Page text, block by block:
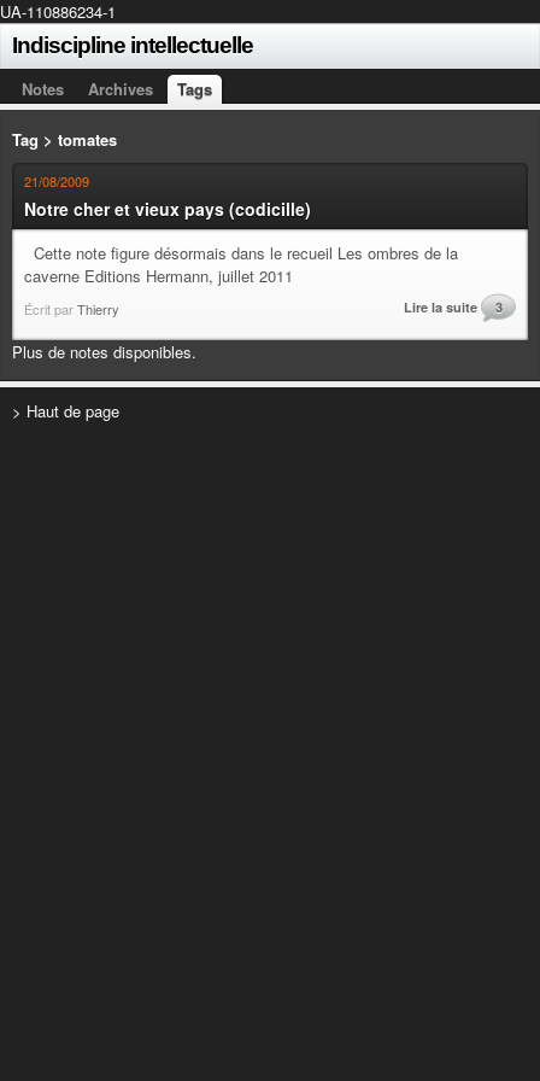
UA-110886234-1
Indiscipline intellectuelle
Notes Archives Tags
Tag > tomates
21/08/2009
Notre cher et vieux pays (codicille)
Cette note figure désormais dans le recueil Les ombres de la
caverne Editions Hermann, juillet 2011
Écrit parThierry Lire la suite 3
Plus de notes disponibles.
> Haut de page